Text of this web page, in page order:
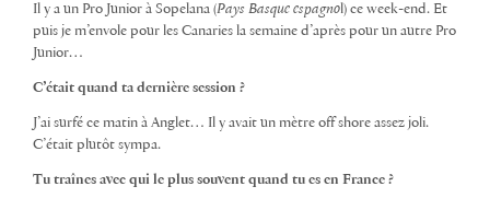
Il y a un Pro Junior à Sopelana (Pays Basque espagnol) ce week-end. Et
puis je m’envole pour les Canaries la semaine d’après pour un autre Pro
Junior…
C’était quand ta dernière session ?
J’ai surfé ce matin à Anglet… Il y avait un mètre off shore assez joli.
C’était plutôt sympa.
Tu traînes avec qui le plus souvent quand tu es en France ?